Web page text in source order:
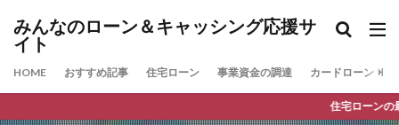
みんなのローン＆キャッシング応援サ
イト
HOME おすすめ記事 住宅ローン 事業資金の調達 カードローン
住宅ローンの最新人気ランキン